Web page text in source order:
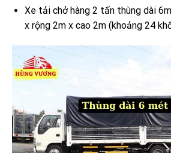
Xe tải chở hàng 2 tấn thùng dài
x rộng 2m x cao 2m (khoảng 24